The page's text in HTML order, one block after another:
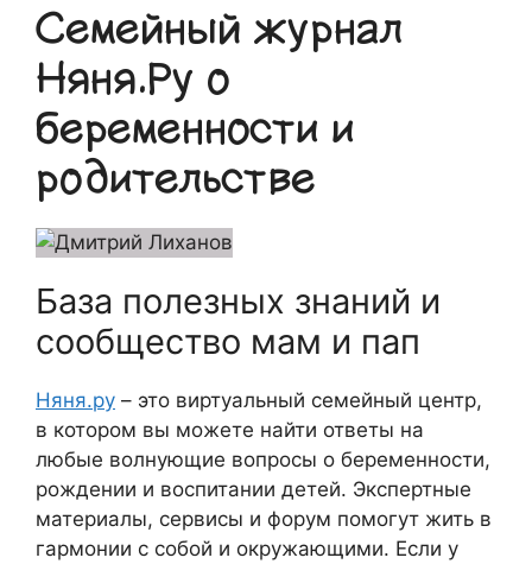
Семейный журнал
Няня.Ру о
беременности и
родительстве
База полезных знаний и
сообщество мам и пап
Няня.ру – это виртуальный семейный центр,
в котором вы можете найти ответы на
любые волнующие вопросы о беременности,
рождении и воспитании детей. Экспертные
материалы, сервисы и форум помогут жить в
гармонии с собой и окружающими. Если у